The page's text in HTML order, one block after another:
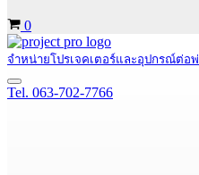
Cart
0
จำหน่ายโปรเจคเตอร์และอุปกรณ์ต่อ
Navigation
Menu
Tel. 063-702-7766